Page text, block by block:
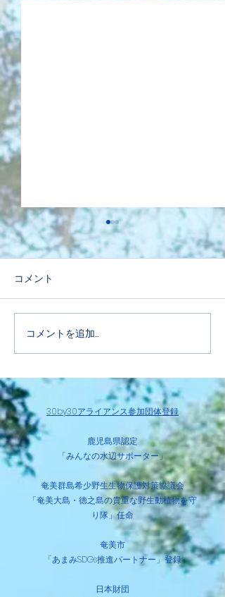
WORLD CLEANUP DAY
2021
コメント
コメントを追加…
30by30アライアンス参加団体登録
鹿児島県認定
「みんなの水辺サポーター」
奄美群島希少野生生物保護対策協議会
​「奄美大島・徳之島の貴重な野生動植物を守
り隊」任命
奄美市
「あまみSDGs推進パートナー」登録
​日本財団